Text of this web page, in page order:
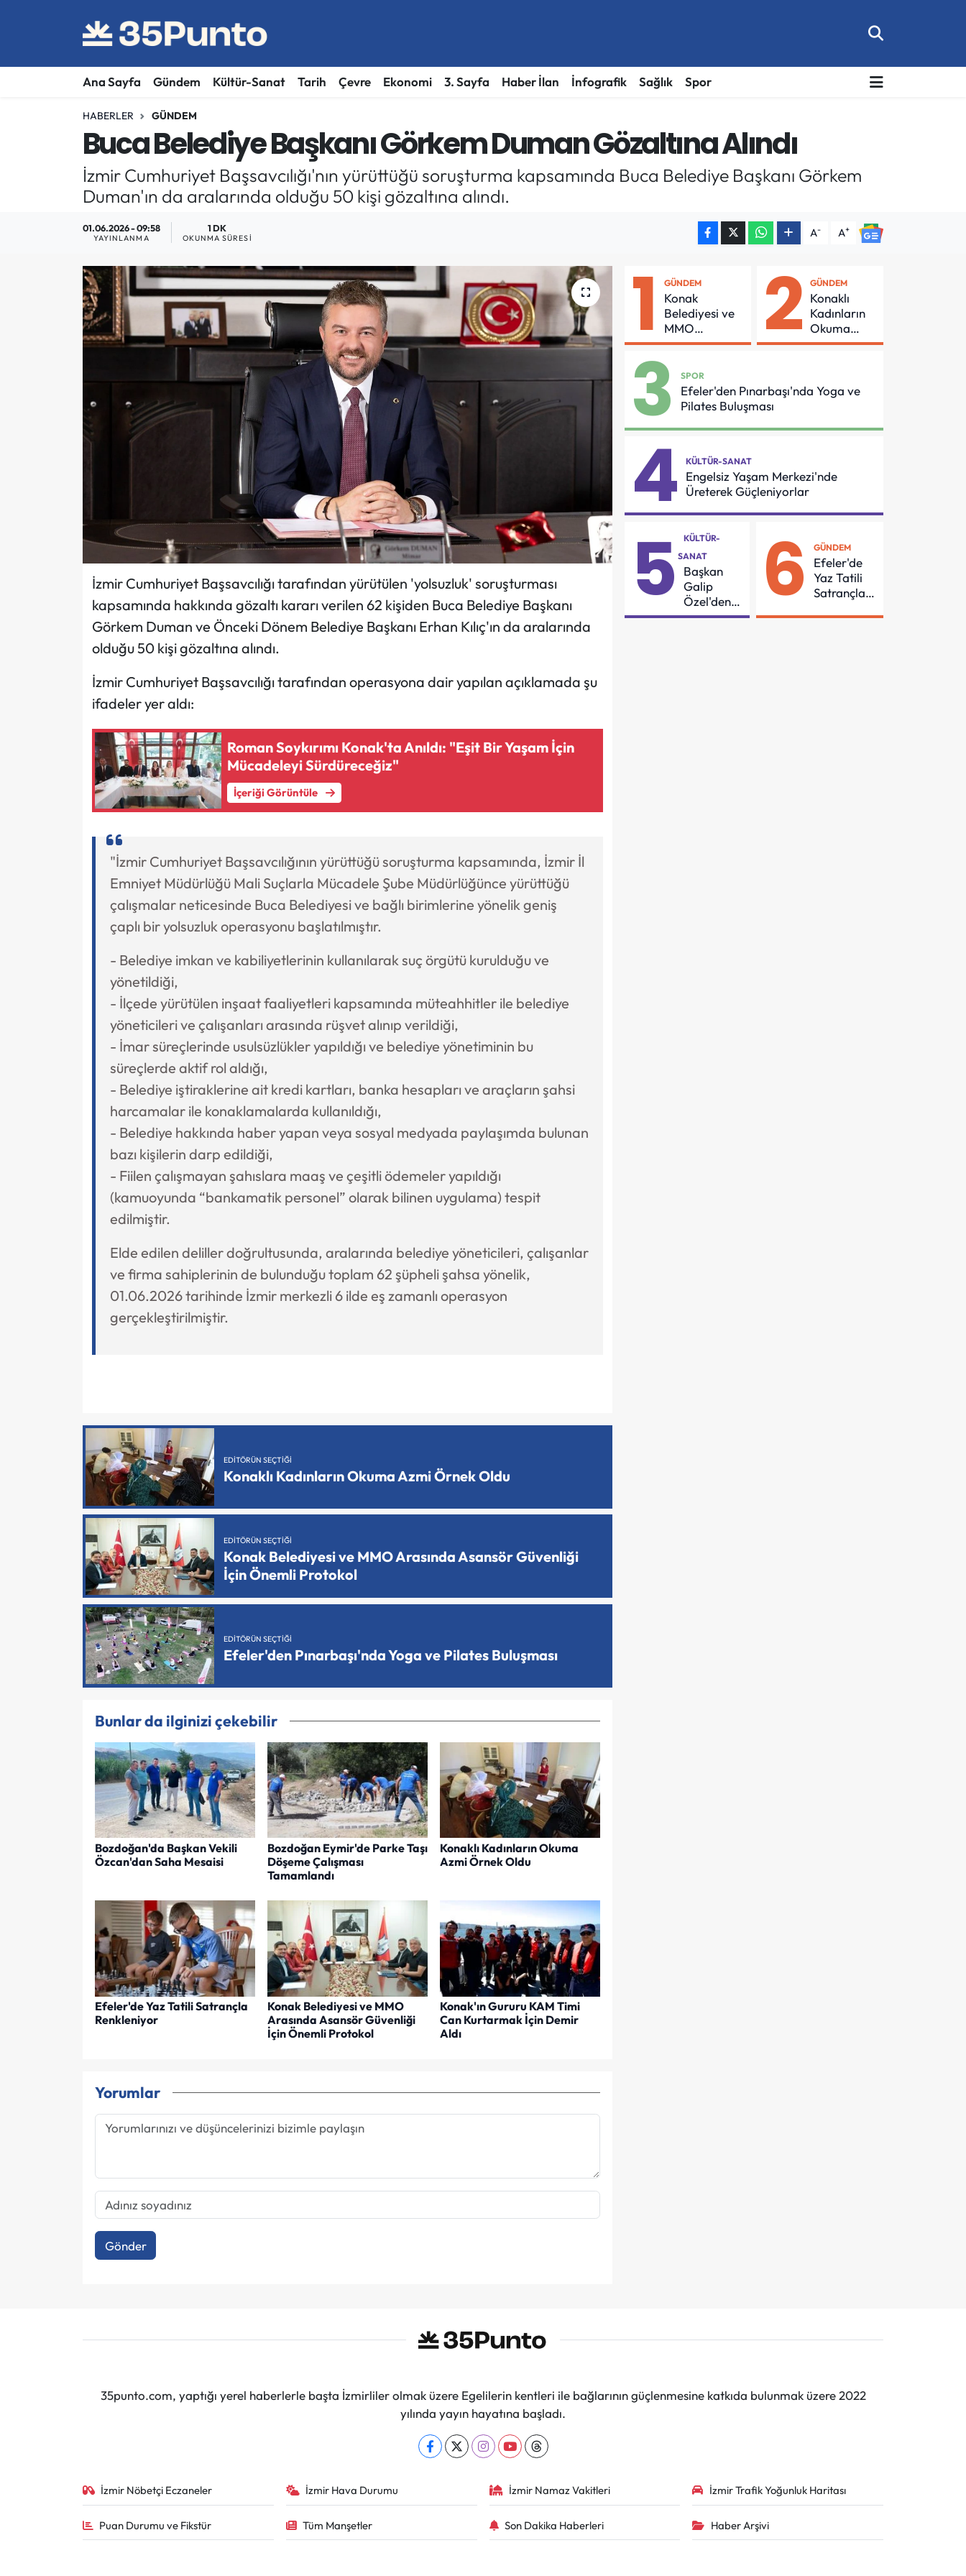
Ana Sayfa Gündem Kültür-Sanat Tarih Çevre Ekonomi 3. Sayfa Haber İlan İnfografik Sağlık Spor
HABERLER GÜNDEM
Buca Belediye Başkanı Görkem Duman Gözaltına Alındı
İzmir Cumhuriyet Başsavcılığı'nın yürüttüğü soruşturma kapsamında Buca Belediye Başkanı Görkem
Duman'ın da aralarında olduğu 50 kişi gözaltına alındı.
01.06.2026 - 09:58
YAYINLANMA
1 DK
OKUNMA SÜRESI A- A+
İzmir Cumhuriyet Başsavcılığı tarafından yürütülen 'yolsuzluk' soruşturması
kapsamında hakkında gözaltı kararı verilen 62 kişiden Buca Belediye Başkanı
Görkem Duman ve Önceki Dönem Belediye Başkanı Erhan Kılıç'ın da aralarında
olduğu 50 kişi gözaltına alındı.
İzmir Cumhuriyet Başsavcılığı tarafından operasyona dair yapılan açıklamada şu
ifadeler yer aldı:
Roman Soykırımı Konak'ta Anıldı: "Eşit Bir Yaşam İçin
Mücadeleyi Sürdüreceğiz"
İçeriği Görüntüle
"İzmir Cumhuriyet Başsavcılığının yürüttüğü soruşturma kapsamında, İzmir İl
Emniyet Müdürlüğü Mali Suçlarla Mücadele Şube Müdürlüğünce yürüttüğü
çalışmalar neticesinde Buca Belediyesi ve bağlı birimlerine yönelik geniş
çaplı bir yolsuzluk operasyonu başlatılmıştır.
- Belediye imkan ve kabiliyetlerinin kullanılarak suç örgütü kurulduğu ve
yönetildiği,
- İlçede yürütülen inşaat faaliyetleri kapsamında müteahhitler ile belediye
yöneticileri ve çalışanları arasında rüşvet alınıp verildiği,
- İmar süreçlerinde usulsüzlükler yapıldığı ve belediye yönetiminin bu
süreçlerde aktif rol aldığı,
- Belediye iştiraklerine ait kredi kartları, banka hesapları ve araçların şahsi
harcamalar ile konaklamalarda kullanıldığı,
- Belediye hakkında haber yapan veya sosyal medyada paylaşımda bulunan
bazı kişilerin darp edildiği,
- Fiilen çalışmayan şahıslara maaş ve çeşitli ödemeler yapıldığı
(kamuoyunda “bankamatik personel” olarak bilinen uygulama) tespit
edilmiştir.
Elde edilen deliller doğrultusunda, aralarında belediye yöneticileri, çalışanlar
ve firma sahiplerinin de bulunduğu toplam 62 şüpheli şahsa yönelik,
01.06.2026 tarihinde İzmir merkezli 6 ilde eş zamanlı operasyon
gerçekleştirilmiştir.
EDITÖRÜN SEÇTIĞI
Konaklı Kadınların Okuma Azmi Örnek Oldu
EDITÖRÜN SEÇTIĞI
Konak Belediyesi ve MMO Arasında Asansör Güvenliği
İçin Önemli Protokol
EDITÖRÜN SEÇTIĞI
Efeler'den Pınarbaşı'nda Yoga ve Pilates Buluşması
Bunlar da ilginizi çekebilir
Bozdoğan'da Başkan Vekili
Özcan'dan Saha Mesaisi
Bozdoğan Eymir'de Parke Taşı
Döşeme Çalışması
Tamamlandı
Konaklı Kadınların Okuma
Azmi Örnek Oldu
Efeler'de Yaz Tatili Satrançla
Renkleniyor
Konak Belediyesi ve MMO
Arasında Asansör Güvenliği
İçin Önemli Protokol
Konak'ın Gururu KAM Timi
Can Kurtarmak İçin Demir
Aldı
Yorumlar
Gönder
1 GÜNDEM
Konak
Belediyesi ve
MMO
Arasında
Güvenliği İçin
Önemli
Protokol
2 GÜNDEM
Konaklı
Kadınların
Okuma
Azmi Örnek
3 SPOR
Efeler'den Pınarbaşı'nda Yoga ve
Pilates Buluşması
4 KÜLTÜR-SANAT
Engelsiz Yaşam Merkezi'nde
Üreterek Güçleniyorlar
5
KÜLTÜR-
SANAT
Başkan
Galip
Özel'den
55
6 GÜNDEM
Efeler'de
Yaz Tatili
Satrançla
35punto.com, yaptığı yerel haberlerle başta İzmirliler olmak üzere Egelilerin kentleri ile bağlarının güçlenmesine katkıda bulunmak üzere 2022
yılında yayın hayatına başladı.
İzmir Nöbetçi Eczaneler İzmir Hava Durumu İzmir Namaz Vakitleri İzmir Trafik Yoğunluk Haritası
Puan Durumu ve Fikstür Tüm Manşetler Son Dakika Haberleri Haber Arşivi